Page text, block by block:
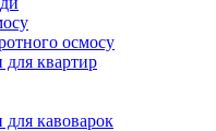
осмосу
квартир
кавоварок